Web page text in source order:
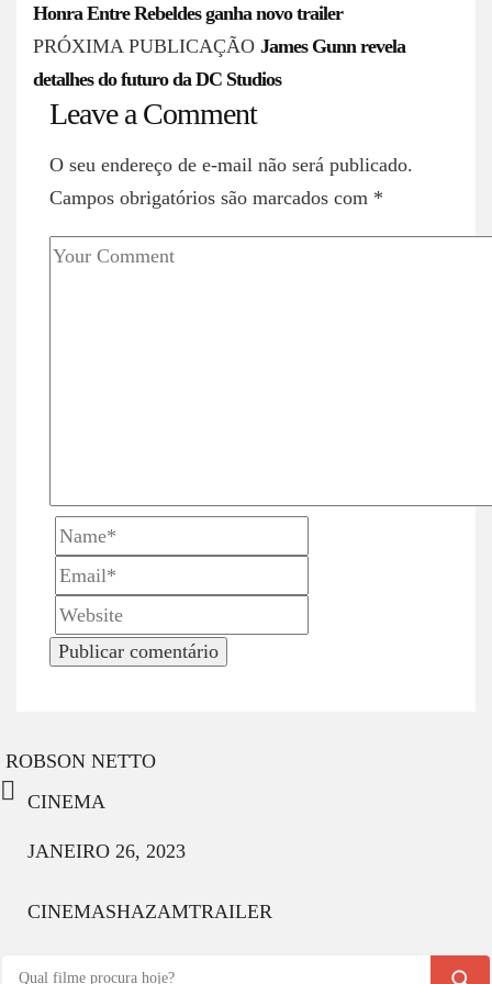
o
s
t
Honra Entre Rebeldes ganha novo trailer
PRÓXIMA PUBLICAÇÃO James Gunn revela
detalhes do futuro da DC Studios
Leave a Comment
O seu endereço de e-mail não será publicado.
Campos obrigatórios são marcados com *
ROBSON NETTO
CINEMA
JANEIRO 26, 2023
CINEMASHAZAMTRAILER